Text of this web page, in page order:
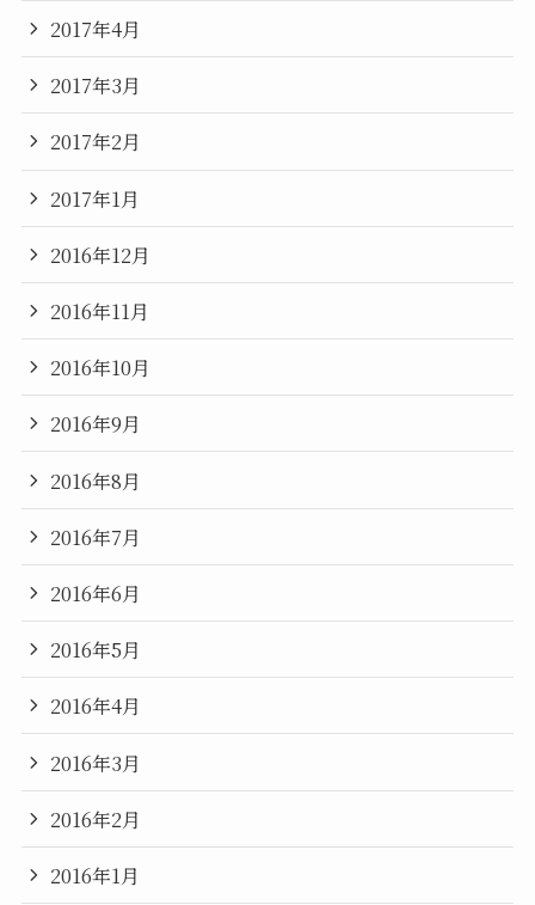
2017年4月
2017年3月
2017年2月
2017年1月
2016年12月
2016年11月
2016年10月
2016年9月
2016年8月
2016年7月
2016年6月
2016年5月
2016年4月
2016年3月
2016年2月
2016年1月